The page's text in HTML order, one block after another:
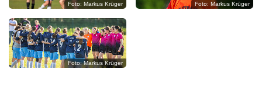
T
U
R
?
Foto: Markus Krüger Foto: Markus Krüger
Foto: Markus Krüger